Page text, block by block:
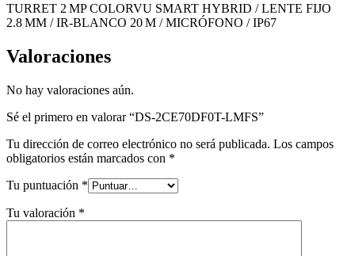
TURRET 2 MP COLORVU SMART HYBRID / LENTE FIJO
2.8 MM / IR‑BLANCO 20 M / MICRÓFONO / IP67
Valoraciones
No hay valoraciones aún.
Sé el primero en valorar “DS-2CE70DF0T-LMFS”
Tu dirección de correo electrónico no será publicada. Los campos
obligatorios están marcados con *
Tu puntuación *
Tu valoración *